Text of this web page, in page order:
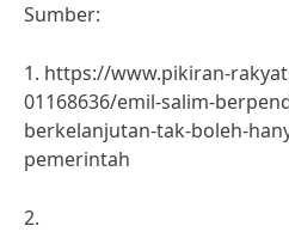
Sumber:
1. https://www.pikiran-
01168636/emil-salim-
berkelanjutan-tak-boleh-
pemerintah
2.